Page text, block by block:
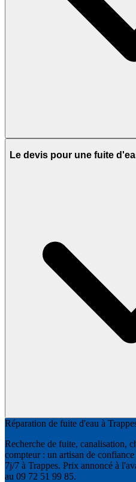
Le devis pour une fuite
Réparation de fuite d'eau à
Recherche de fuite, canalisation,
compteur : un artisan de
7j/7 à Trappes. Prix annoncé à
au 09 72 51 99 85.